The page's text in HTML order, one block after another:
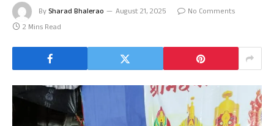
By Sharad Bhalerao August 21, 2025
No Comments
2 Mins Read